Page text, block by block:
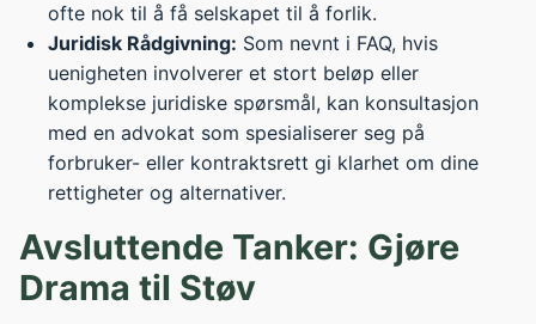
ofte nok til å få selskapet til å forlik.
Juridisk Rådgivning: Som nevnt i FAQ, hvis
uenigheten involverer et stort beløp eller
komplekse juridiske spørsmål, kan konsultasjon
med en advokat som spesialiserer seg på
forbruker- eller kontraktsrett gi klarhet om dine
rettigheter og alternativer.
Avsluttende Tanker: Gjøre
Drama til Støv